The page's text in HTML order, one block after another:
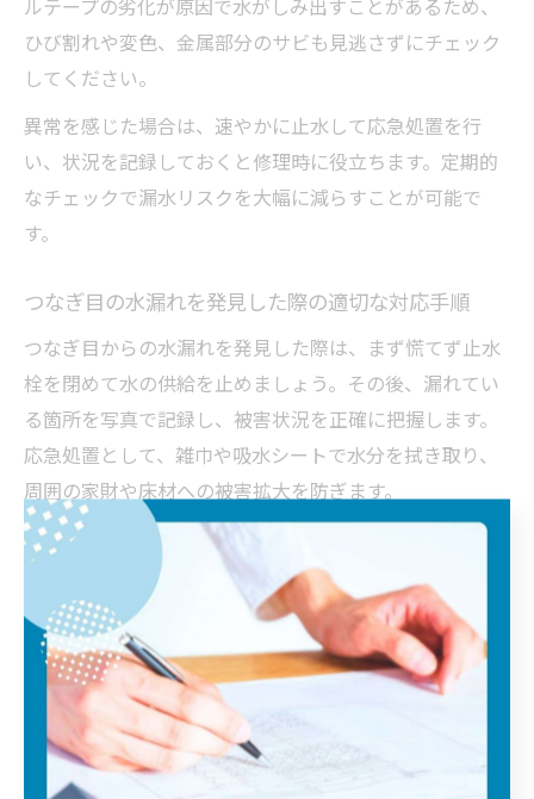
ルテープの劣化が原因で水がしみ出すことがあるため、
ひび割れや変色、金属部分のサビも見逃さずにチェック
してください。
異常を感じた場合は、速やかに止水して応急処置を行
い、状況を記録しておくと修理時に役立ちます。定期的
なチェックで漏水リスクを大幅に減らすことが可能で
す。
つなぎ目の水漏れを発見した際の適切な対応手順
つなぎ目からの水漏れを発見した際は、まず慌てず止水
栓を閉めて水の供給を止めましょう。その後、漏れてい
る箇所を写真で記録し、被害状況を正確に把握します。
応急処置として、雑巾や吸水シートで水分を拭き取り、
周囲の家財や床材への被害拡大を防ぎます。
パッキンやナットのゆるみが原因であれば、増し締めや
パッキン交換で改善することもありますが、無理な作業
は部品破損やさらなる漏水リスクを高めます。自信がな
い場合や、原因が特定できない場合は、速やかに専門業
者へ連絡しましょう。
トイレ水漏れは早期対応が被害を最小限に抑える鍵で
す。定期的な点検とともに、万が一の際の対応手順を家